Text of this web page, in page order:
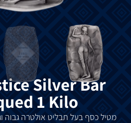
Silver Bar
1 Kilo
מטילכסף בעל תבליט אולטרה גבוה